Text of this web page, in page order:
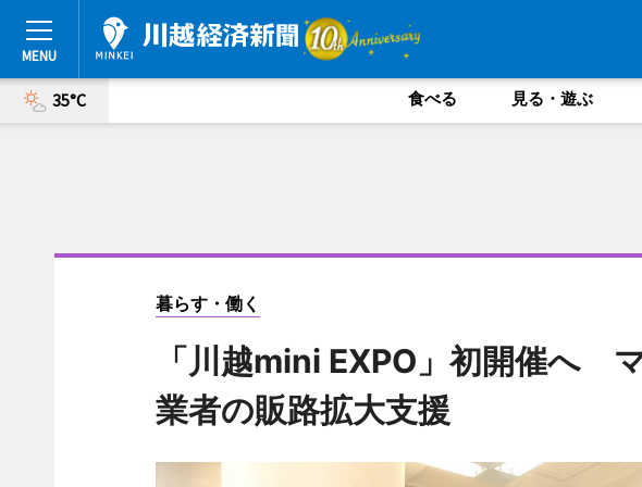
35°C 食べる 見る・遊ぶ
暮らす・働く
「川越mini EXPO」初開催へ
業者の販路拡大支援